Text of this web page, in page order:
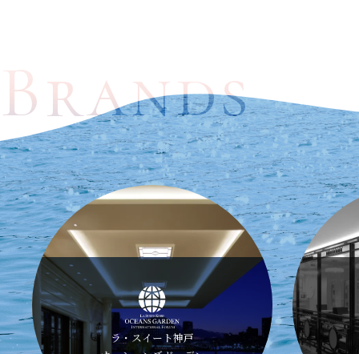
Brands
Brands
ル・パン
伊丹空港店